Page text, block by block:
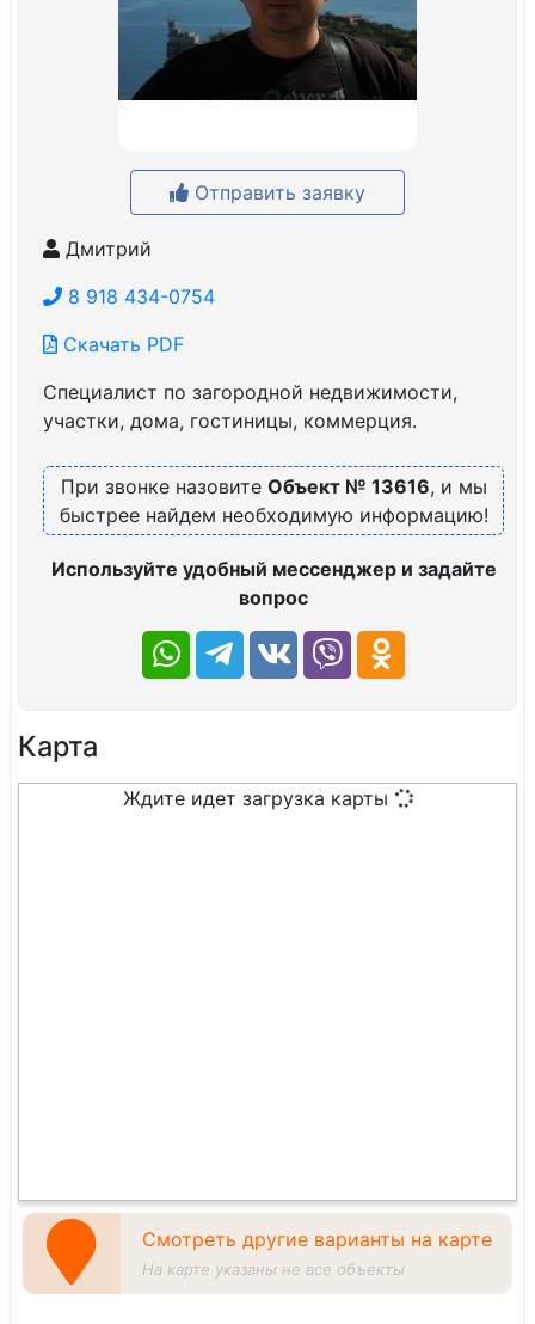
Отправить заявку
Дмитрий
8 918 434-0754
Скачать PDF
Специалист по загородной недвижимости,
участки, дома, гостиницы, коммерция.
При звонке назовите Объект № 13616, и мы
быстрее найдем необходимую информацию!
Используйте удобный мессенджер и задайте
вопрос
Карта
Ждите идет загрузка карты
Смотреть другие варианты на карте
На карте указаны не все объекты